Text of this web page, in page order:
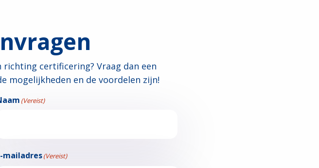
certificering? Vraag dan een
mogelijkheden en de voordelen zijn!
(Vereist)
mailadres(Vereist)